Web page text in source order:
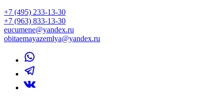
+7 (495) 233-13-30
+7 (963) 833-13-30
eucumene@yandex.ru
obitaemayazemlya@yandex.ru